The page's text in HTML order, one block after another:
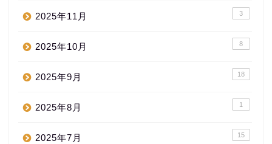
2025年11月 3
2025年10月 8
2025年9月 18
2025年8月 1
2025年7月 15